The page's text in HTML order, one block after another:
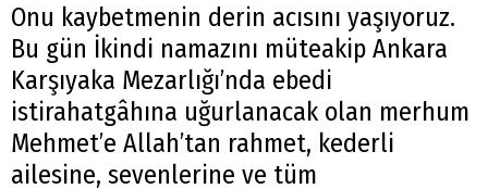
Onu kaybetmenin derin acısını yaşıyoruz.
Bu gün İkindi namazını müteakip Ankara
Karşıyaka Mezarlığı’nda ebedi
istirahatgâhına uğurlanacak olan merhum
Mehmet’e Allah’tan rahmet, kederli
ailesine, sevenlerine ve tüm